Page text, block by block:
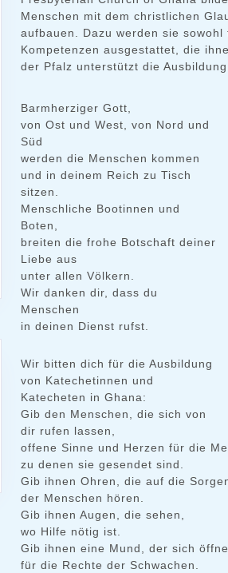
Menschen mit dem christlichen
aufbauen. Dazu werden sie
Kompetenzen ausgestattet, die
der Pfalz unterstützt die
Barmherziger Gott,
von Ost und West, von Nord und
Süd
werden die Menschen kommen
und in deinem Reich zu Tisch
sitzen.
Menschliche Bootinnen und
Boten,
breiten die frohe Botschaft deiner
Liebe aus
unter allen Völkern.
Wir danken dir, dass du
Menschen
in deinen Dienst rufst.
Wir bitten dich für die Ausbildung
von Katechetinnen und
Katecheten in Ghana:
Gib den Menschen, die sich von
dir rufen lassen,
offene Sinne und Herzen für die
zu denen sie gesendet sind.
Gib ihnen Ohren, die auf die
der Menschen hören.
Gib ihnen Augen, die sehen,
wo Hilfe nötig ist.
Gib ihnen eine Mund, der sich
für die Rechte der Schwachen.